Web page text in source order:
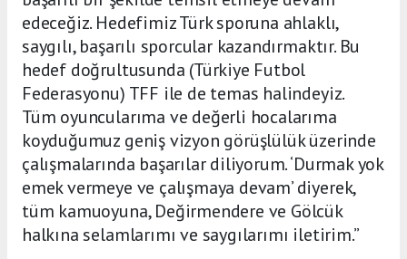
edeceğiz. Hedefimiz Türk sporuna ahlaklı,
saygılı, başarılı sporcular kazandırmaktır. Bu
hedef doğrultusunda (Türkiye Futbol
Federasyonu) TFF ile de temas halindeyiz.
Tüm oyuncularıma ve değerli hocalarıma
koyduğumuz geniş vizyon görüşlülük üzerinde
çalışmalarında başarılar diliyorum. ‘Durmak yok
emek vermeye ve çalışmaya devam’ diyerek,
tüm kamuoyuna, Değirmendere ve Gölcük
halkına selamlarımı ve saygılarımı iletirim.”